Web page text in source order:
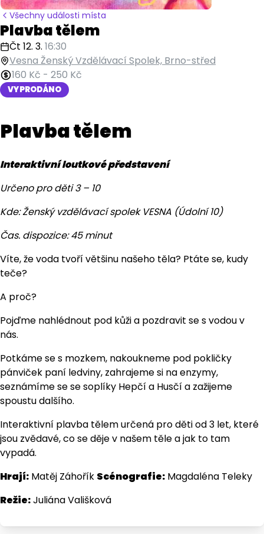
Všechny události místa
Plavba tělem
Čt 12. 3. 16:30
Vesna Ženský Vzdělávací Spolek, Brno-střed
160 Kč - 250 Kč
VYPRODÁNO
Plavba tělem
Interaktivní loutkové představení
Určeno pro děti 3 – 10
Kde: Ženský vzdělávací spolek VESNA (Údolní 10)
Čas. dispozice: 45 minut
Víte, že voda tvoří většinu našeho těla? Ptáte se, kudy
teče?
A proč?
Pojďme nahlédnout pod kůži a pozdravit se s vodou v
nás.
Potkáme se s mozkem, nakoukneme pod pokličky
pánviček paní ledviny, zahrajeme si na enzymy,
seznámíme se se soplíky Hepčí a Husčí a zažijeme
spoustu dalšího.
Interaktivní plavba tělem určená pro děti od 3 let, které
jsou zvědavé, co se děje v našem těle a jak to tam
vypadá.
Hrají: Matěj Záhořík Scénografie: Magdaléna Teleky
Režie:Juliána Vališková